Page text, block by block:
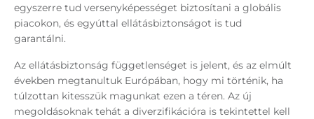
egyszerre tud versenyképességet biztosítani a globális
piacokon, és egyúttal ellátásbiztonságot is tud
garantálni.
Az ellátásbiztonság függetlenséget is jelent, és az elmúlt
években megtanultuk Európában, hogy mi történik, ha
túlzottan kitesszük magunkat ezen a téren. Az új
megoldásoknak tehát a diverzifikációra is tekintettel kell